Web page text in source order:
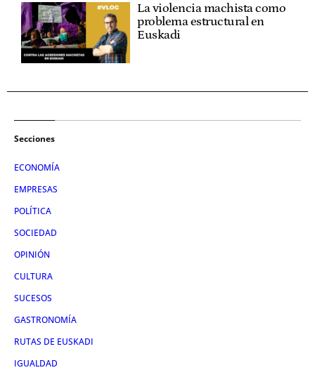
La violencia machista como
problema estructural en
Euskadi
Secciones
ECONOMÍA
EMPRESAS
POLÍTICA
SOCIEDAD
OPINIÓN
CULTURA
SUCESOS
GASTRONOMÍA
RUTAS DE EUSKADI
IGUALDAD